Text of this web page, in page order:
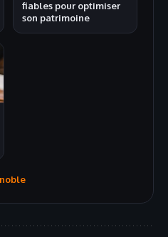
fiables pour optimiser
son patrimoine